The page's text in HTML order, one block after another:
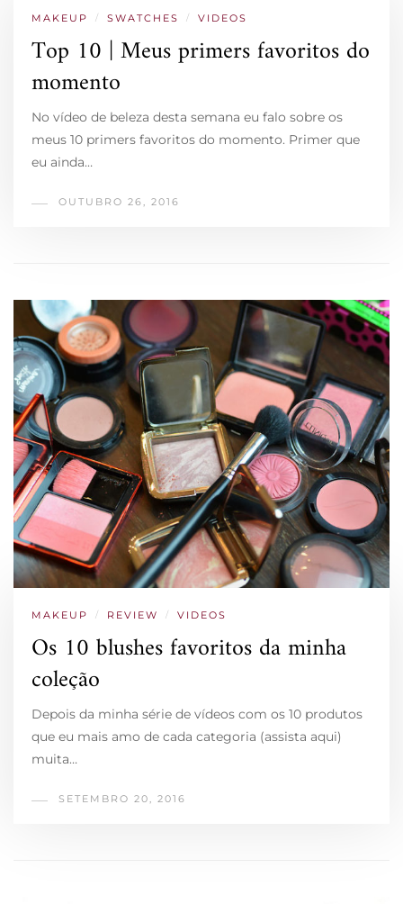
MAKEUP / SWATCHES / VIDEOS
Top 10 | Meus primers favoritos do
momento
No vídeo de beleza desta semana eu falo sobre os
meus 10 primers favoritos do momento. Primer que
eu ainda…
OUTUBRO 26, 2016
MAKEUP / REVIEW / VIDEOS
Os 10 blushes favoritos da minha
coleção
Depois da minha série de vídeos com os 10 produtos
que eu mais amo de cada categoria (assista aqui)
muita…
SETEMBRO 20, 2016